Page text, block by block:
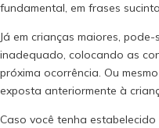
fundamental, em frases
Já em crianças maiores,
inadequado, colocando as
próxima ocorrência. Ou
exposta anteriormente à
Caso você tenha